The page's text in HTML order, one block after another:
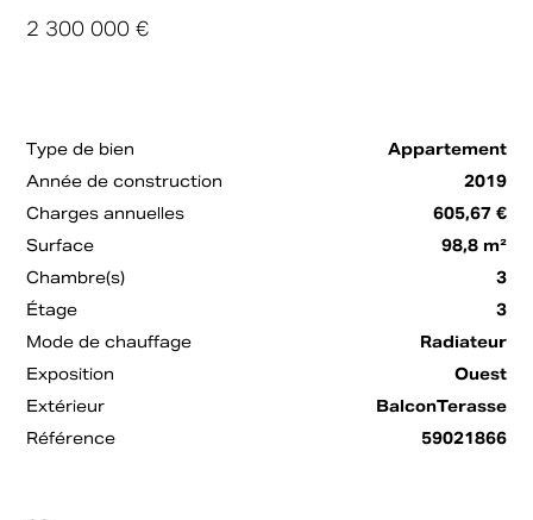
2 300 000 €
Type de bien
Appartement
Année de construction
2019
Charges annuelles
605,67 €
Surface
98,8 m²
Chambre(s)
3
Étage
3
Mode de chauffage
Radiateur
Exposition
Ouest
Extérieur
BalconTerasse
Référence
59021866